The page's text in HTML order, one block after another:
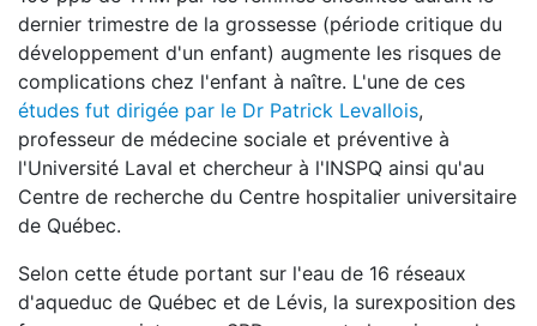
dernier trimestre de la grossesse (période critique du
développement d'un enfant) augmente les risques de
complications chez l'enfant à naître. L'une de ces
études fut dirigée par le Dr Patrick Levallois,
professeur de médecine sociale et préventive à
l'Université Laval et chercheur à l'INSPQ ainsi qu'au
Centre de recherche du Centre hospitalier universitaire
de Québec.
Selon cette étude portant sur l'eau de 16 réseaux
d'aqueduc de Québec et de Lévis, la surexposition des